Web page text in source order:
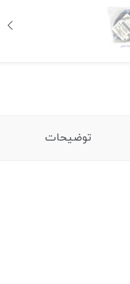
توضیحات